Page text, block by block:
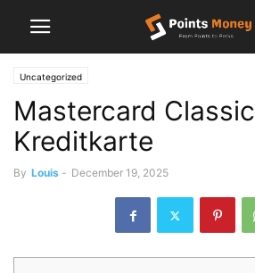
Uncategorized
Mastercard Classic
Kreditkarte
By Louis - December 19, 2025